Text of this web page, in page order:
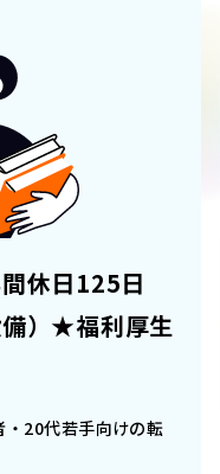
休日125日
備）★福利厚生
20代若手向けの転